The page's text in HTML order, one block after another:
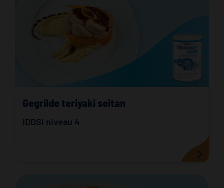
Gegrilde teriyaki seitan
IDDSI niveau 4